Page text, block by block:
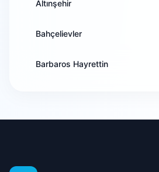
Bitlis
Bolu
Burdur
Altınşehir
Bahçelievler
Barbaros Hayrettin